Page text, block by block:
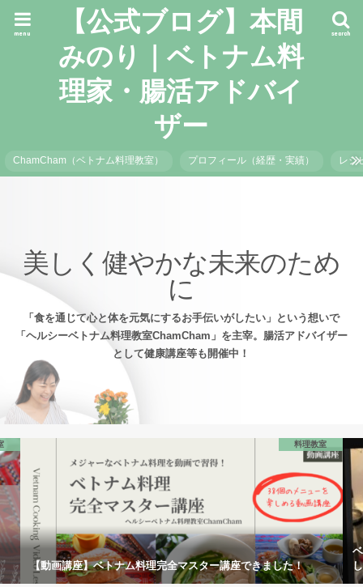
【公式ブログ】本間
みのり｜ベトナム料
理家・腸活アドバイ
ザー
search
menu
ChamCham（ベトナム料理教室） プロフィール（経歴・実績） レシ
美しく健やかな未来のため
に
「食を通じて心と体を元気にするお手伝いがしたい」という想いで
「ヘルシーベトナム料理教室ChamCham」を主宰。腸活アドバイザー
として健康講座等も開催中！
料理教室
【動画講座】ベトナム料理完全マスター講座できました！